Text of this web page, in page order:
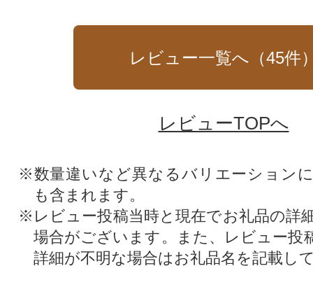
レビュー一覧へ（45件
レビューTOPへ
※数量違いなど異なるバリエーション
も含まれます。
※レビュー投稿当時と現在でお礼品の詳
場合がございます。また、レビュー投
詳細が不明な場合はお礼品名を記載し